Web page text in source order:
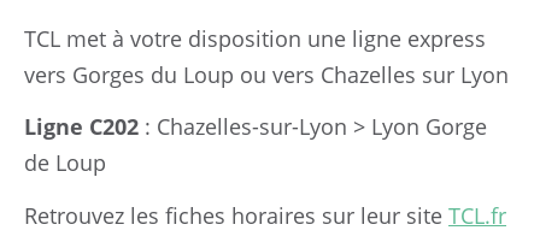
TCL met à votre disposition une ligne express
vers Gorges du Loup ou vers Chazelles sur Lyon
Ligne C202 : Chazelles-sur-Lyon > Lyon Gorge
de Loup
Retrouvez les fiches horaires sur leur siteTCL.fr